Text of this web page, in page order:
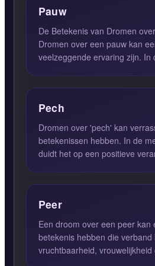
Pauw
De Betekenis van Dromen
Dromen over een pauw kan
veelzeggende ervaring zijn. In
Pech
Dromen over 'pech' kan
betekenissen hebben. In de
duidt het op een positieve
Peer
Een droom over een peer kan
betekenis hebben die verband
vruchtbaarheid, vrouwelijkheid